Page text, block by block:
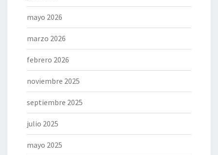
mayo 2026
marzo 2026
febrero 2026
noviembre 2025
septiembre 2025
julio 2025
mayo 2025